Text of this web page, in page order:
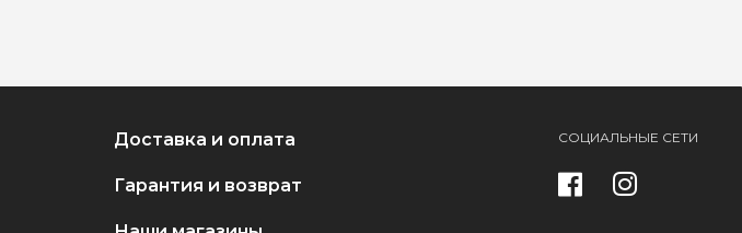
Доставка и оплата
Гарантия и возврат
СОЦИАЛЬНЫЕ СЕТИ